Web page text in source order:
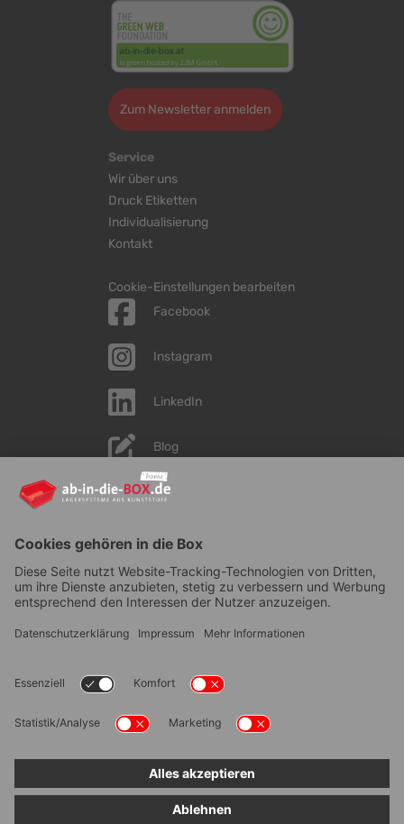
Zum Newsletter anmelden
Service
Wir über uns
Druck Etiketten
Individualisierung
Kontakt
Cookie-Einstellungen bearbeiten
Facebook
Instagram
LinkedIn
Blog
YouTube
Bestellvorgang|Impressum|Information zur
Barrierefreiheit